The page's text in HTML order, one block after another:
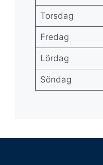
Torsdag
Fredag
Lördag
Söndag